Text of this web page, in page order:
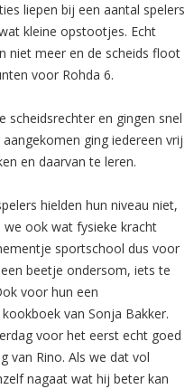
liepen bij een aantal spelers
kleine opstootjes. Echt
niet meer en de scheids floot
voor Rohda 6.
scheidsrechter en gingen snel
ging iedereen vrij
en daarvan te leren.
hielden hun niveau niet,
we ook wat fysieke kracht
sportschool dus voor
beetje ondersom, iets te
voor hun een
van Sonja Bakker.
voor het eerst echt goed
van Rino. Als we dat vol
nagaat wat hij beter kan